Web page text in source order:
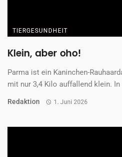
TIERGESUNDHEIT
Klein, aber oho!
Parma ist ein Kaninchen-
mit nur 3,4 Kilo auffallend klein. In
Redaktion 1. Juni 2026